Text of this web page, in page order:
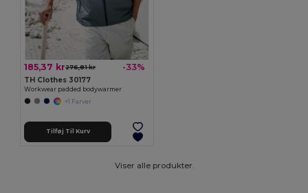
185,37 kr276,81 kr -33%
TH Clothes 30177
Workwear padded bodywarmer
+1 Farver
Tilføj Til Kurv
Viser alle produkter.